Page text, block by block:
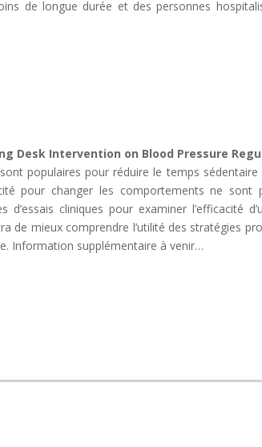
de longue durée et des personnes
Desk Intervention on Blood Pressure
populaires pour réduire le temps
pour changer les comportements ne sont
d’essais cliniques pour examiner l’efficacité
de mieux comprendre l’utilité des stratégies
Information supplémentaire à venir…